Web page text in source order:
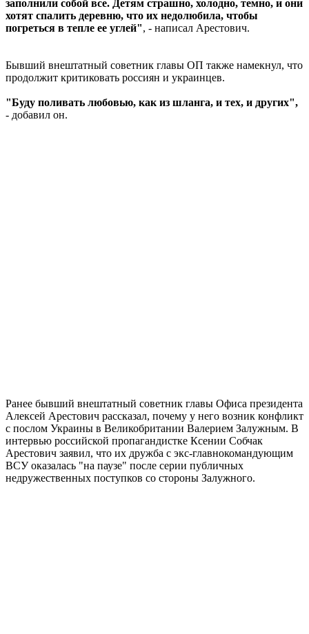
заполнили собой все. Детям страшно, холодно, темно, и они
хотят спалить деревню, что их недолюбила, чтобы
погреться в тепле ее углей", - написал Арестович.
Бывший внештатный советник главы ОП также намекнул, что
продолжит критиковать россиян и украинцев.
"Буду поливать любовью, как из шланга, и тех, и других",
- добавил он.
Ранее бывший внештатный советник главы Офиса президента
Алексей Арестович рассказал, почему у него возник конфликт
с послом Украины в Великобритании Валерием Залужным. В
интервью российской пропагандистке Ксении Собчак
Арестович заявил, что их дружба с экс-главнокомандующим
ВСУ оказалась "на паузе" после серии публичных
недружественных поступков со стороны Залужного.